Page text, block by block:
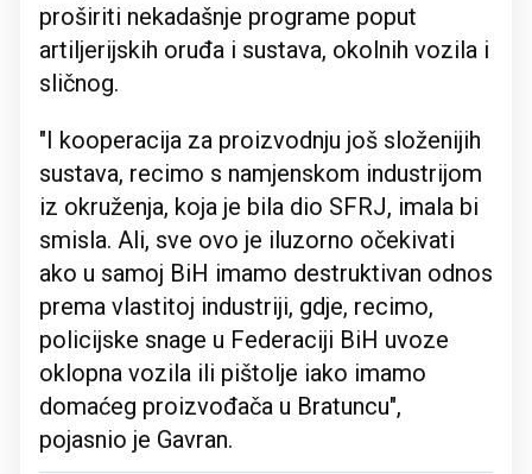
proširiti nekadašnje programe poput
artiljerijskih oruđa i sustava, okolnih vozila i
sličnog.
"I kooperacija za proizvodnju još složenijih
sustava, recimo s namjenskom industrijom
iz okruženja, koja je bila dio SFRJ, imala bi
smisla. Ali, sve ovo je iluzorno očekivati
ako u samoj BiH imamo destruktivan odnos
prema vlastitoj industriji, gdje, recimo,
policijske snage u Federaciji BiH uvoze
oklopna vozila ili pištolje iako imamo
domaćeg proizvođača u Bratuncu",
pojasnio je Gavran.